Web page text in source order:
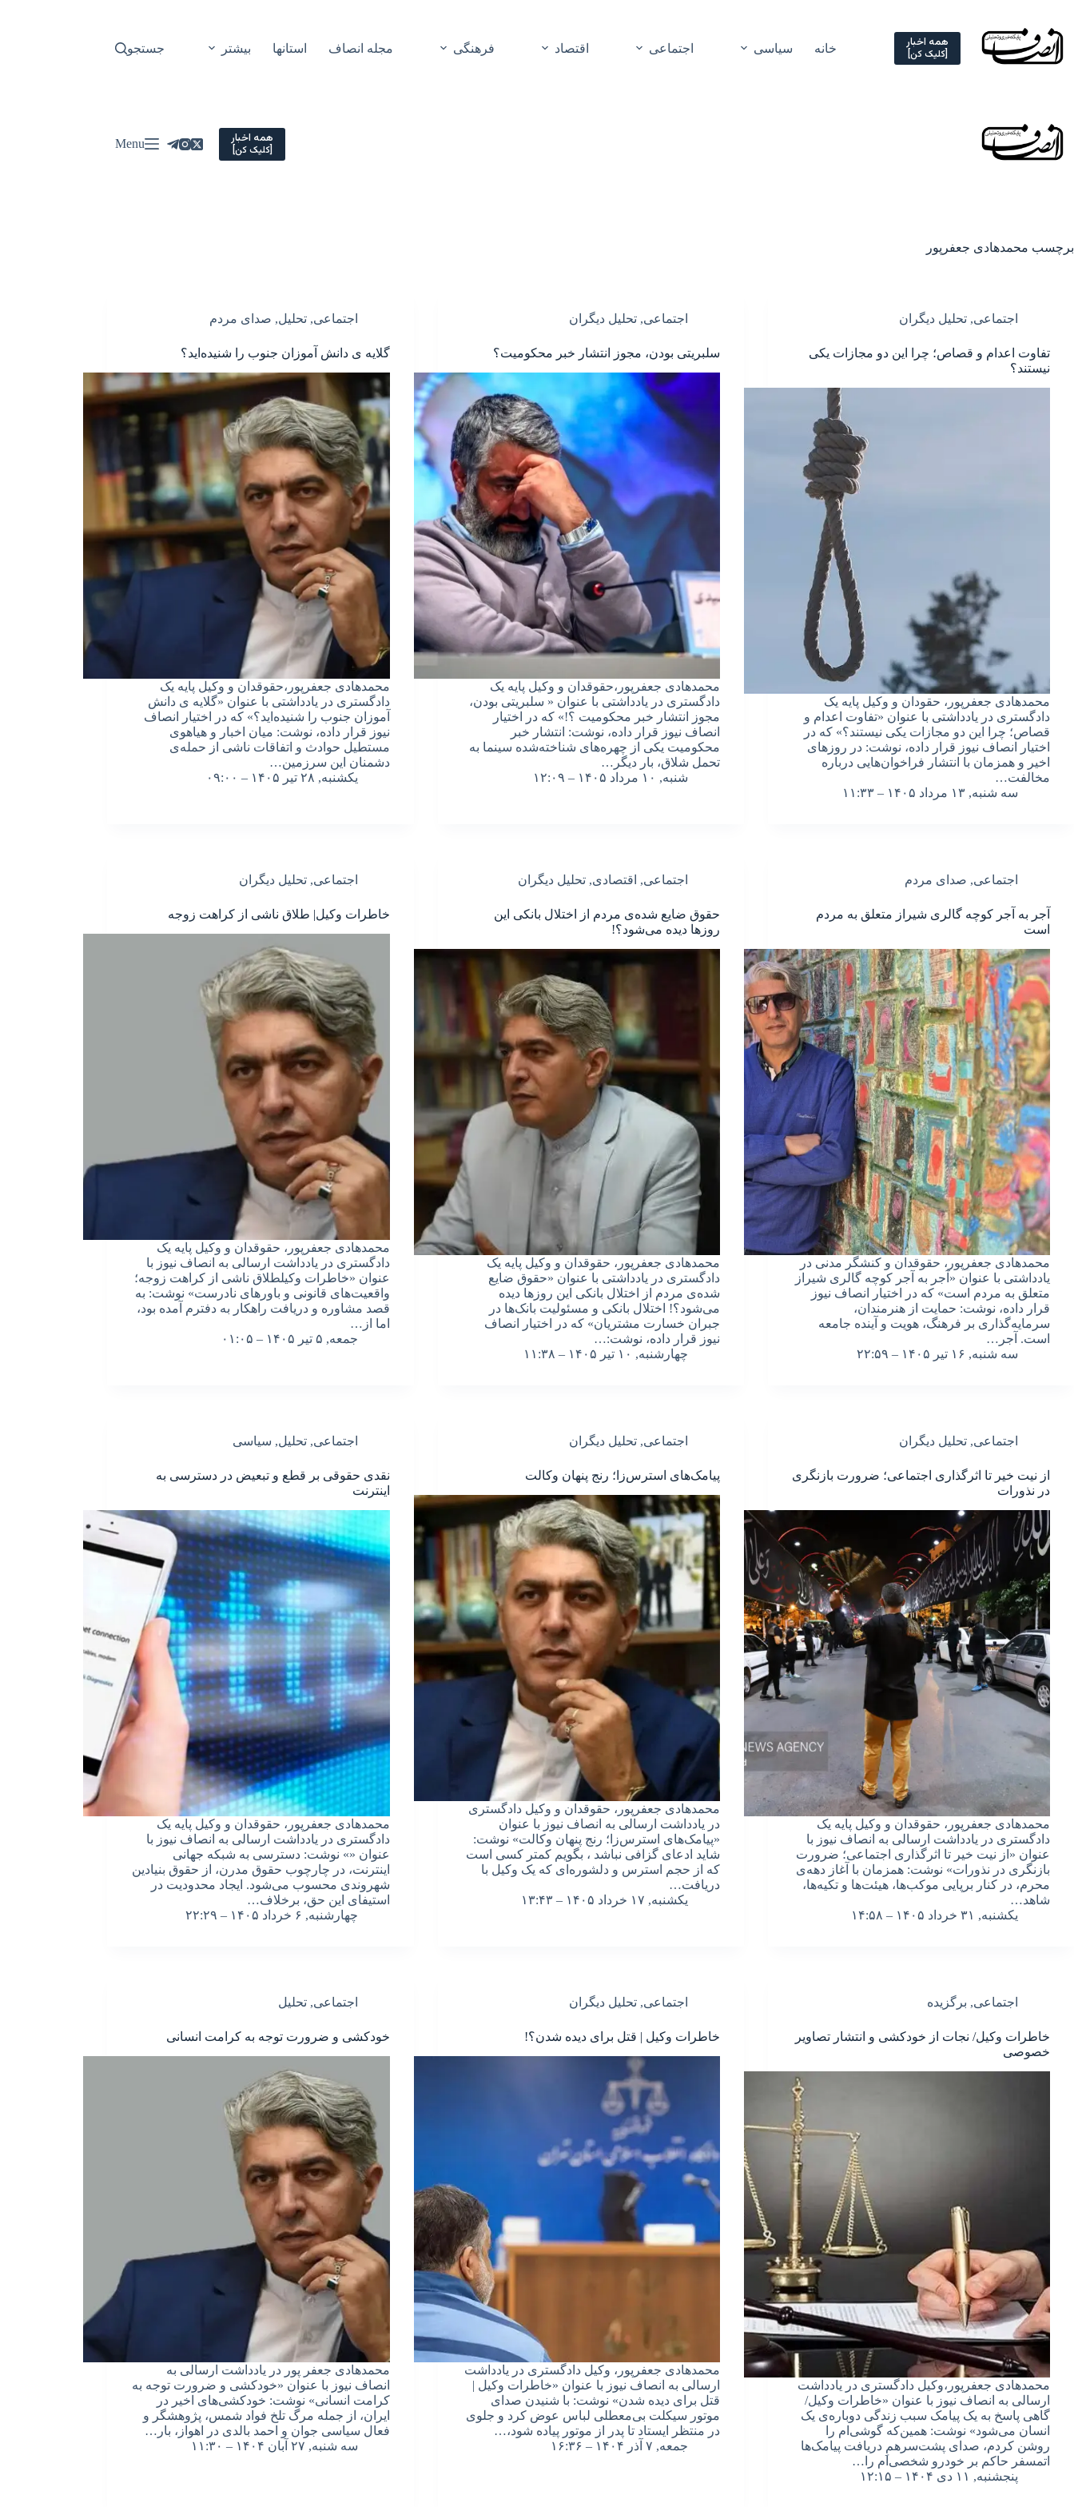
content
همه اخبار
[کلیک کن] خانه سیاسی اجتماعی اقتصاد فرهنگی مجله انصاف استانها بیشتر جستجو
همه اخبار
[کلیک کن] Menu
برچسب محمدهادی جعفرپور
اجتماعی, تحلیل دیگران
تفاوت اعدام و قصاص؛ چرا این دو مجازات یکی
نیستند؟
محمدهادی جعفرپور، حقودان و وکیل پایه یک
دادگستری در یادداشتی با عنوان «تفاوت اعدام و
قصاص؛ چرا این دو مجازات یکی نیستند؟» که در
اختیار انصاف نیوز قرار داده، نوشت: در روزهای
اخیر و همزمان با انتشار فراخوان‌هایی درباره
مخالفت…
سه شنبه, ۱۳ مرداد ۱۴۰۵ – ۱۱:۳۳
اجتماعی,تحلیل دیگران
سلبریتی بودن، مجوز انتشار خبر محکومیت؟
محمدهادی جعفرپور،حقوقدان و وکیل پایه یک
دادگستری در یادداشتی با عنوان « سلبریتی بودن،
مجوز انتشار خبر محکومیت ؟!» که در اختیار
انصاف نیوز قرار داده، نوشت: انتشار خبر
محکومیت یکی از چهره‌های شناخته‌شده سینما به
تحمل شلاق، بار دیگر…
شنبه, ۱۰ مرداد ۱۴۰۵ – ۱۲:۰۹
اجتماعی,تحلیل, صدای مردم
گلایه ی دانش آموزان جنوب را شنیده‌اید؟
محمدهادی جعفرپور،حقوقدان و وکیل پایه یک
دادگستری در یادداشتی با عنوان «گلایه ی دانش
آموزان جنوب را شنیده‌اید؟» که در اختیار انصاف
نیوز قرار داده، نوشت: میان اخبار و هیاهوی
مستطیل حوادث و اتفاقات ناشی از حمله‌ی
دشمنان این سرزمین…
یکشنبه, ۲۸ تیر ۱۴۰۵ – ۰۹:۰۰
اجتماعی, صدای مردم
آجر به آجر کوچه گالری شیراز متعلق به مردم
است
محمدهادی جعفرپور، حقوقدان و کنشگر مدنی در
یادداشتی با عنوان «آجر به آجر کوچه گالری شیراز
متعلق به مردم است» که در اختیار انصاف نیوز
قرار داده، نوشت: حمایت از هنرمندان،
سرمایه‌گذاری بر فرهنگ، هویت و آینده جامعه
است. آجر…
سه شنبه, ۱۶ تیر ۱۴۰۵ – ۲۲:۵۹
اجتماعی, اقتصادی,تحلیل دیگران
حقوق ضایع شده‌ی مردم از اختلال بانکی این
روزها دیده می‌شود؟!
محمدهادی جعفرپور، حقوقدان و وکیل پایه یک
دادگستری در یادداشتی با عنوان «حقوق ضایع
شده‌ی مردم از اختلال بانکی این روزها دیده
می‌شود؟! اختلال بانکی و مسئولیت بانک‌ها در
جبران خسارت مشتریان» که در اختیار انصاف
نیوز قرار داده، نوشت:…
چهارشنبه, ۱۰ تیر ۱۴۰۵ – ۱۱:۳۸
اجتماعی,تحلیل دیگران
خاطرات وکیل| طلاق ناشی از کراهت زوجه
محمدهادی جعفرپور، حقوقدان و وکیل پایه یک
دادگستری در یادداشت ارسالی به انصاف نیوز با
عنوان «خاطرات وکیلطلاق ناشی از کراهت زوجه؛
واقعیت‌های قانونی و باورهای نادرست» نوشت: به
قصد مشاوره و دریافت راهکار به دفترم آمده بود،
اما از…
جمعه, ۵ تیر ۱۴۰۵ – ۰۱:۰۵
اجتماعی, تحلیل دیگران
از نیت خیر تا اثرگذاری اجتماعی؛ ضرورت بازنگری
در نذورات
محمدهادی جعفرپور، حقوقدان و وکیل پایه یک
دادگستری در یادداشت ارسالی به انصاف نیوز با
عنوان «از نیت خیر تا اثرگذاری اجتماعی؛ ضرورت
بازنگری در نذورات» نوشت: همزمان با آغاز دهه‌ی
محرم، در کنار برپایی موکب‌ها، هیئت‌ها و تکیه‌ها،
شاهد…
یکشنبه, ۳۱ خرداد ۱۴۰۵ – ۱۴:۵۸
اجتماعی,تحلیل دیگران
پیامک‌های استرس‌زا؛ رنج پنهان وکالت
محمدهادی جعفرپور، حقوقدان و وکیل دادگستری
در یادداشت ارسالی به انصاف نیوز با عنوان
«پیامک‌های استرس‌زا؛ رنج پنهان وکالت» نوشت:
شاید ادعای گزافی نباشد ، بگویم کمتر کسی است
که از حجم استرس و دلشوره‌ای که یک وکیل با
دریافت…
یکشنبه, ۱۷ خرداد ۱۴۰۵ – ۱۳:۴۳
اجتماعی,تحلیل, سیاسی
نقدی حقوقی بر قطع و تبعیض در دسترسی به
اینترنت
محمدهادی جعفرپور، حقوقدان و وکیل پایه یک
دادگستری در یادداشت ارسالی به انصاف نیوز با
عنوان «» نوشت: دسترسی به شبکه جهانی
اینترنت، در چارچوب حقوق مدرن، از حقوق بنیادین
شهروندی محسوب می‌شود. ایجاد محدودیت در
استیفای این حق، برخلاف…
چهارشنبه, ۶ خرداد ۱۴۰۵ – ۲۲:۲۹
اجتماعی, برگزیده
خاطرات وکیل/ نجات از خودکشی و انتشار تصاویر
خصوصی
محمدهادی جعفرپور،وکیل دادگستری در یادداشت
ارسالی به انصاف نیوز با عنوان «خاطرات وکیل/
گاهی پاسخ به یک پیامک سبب زندگی دوباره‌ی یک
انسان می‌شود» نوشت: همین‌که گوشی‌ام را
روشن کردم، صدای پشت‌سرهمِ دریافت پیامک‌ها
اتمسفر حاکم بر خودرو شخصی‌ام را…
پنجشنبه, ۱۱ دی ۱۴۰۴ – ۱۲:۱۵
اجتماعی,تحلیل دیگران
خاطرات وکیل | قتل برای دیده شدن؟!
محمدهادی جعفرپور، وکیل دادگستری در یادداشت
ارسالی به انصاف نیوز با عنوان «خاطرات وکیل |
قتل برای دیده شدن» نوشت: با شنیدن صدای
موتور سیکلت بی‌معطلی لباس عوض کرد و جلوی
در منتظر ایستاد تا پدر از موتور پیاده شود،…
جمعه, ۷ آذر ۱۴۰۴ – ۱۶:۳۶
اجتماعی,تحلیل
خودکشی و ضرورت توجه به کرامت انسانی
محمدهادی جعفر پور در یادداشت ارسالی به
انصاف نیوز با عنوان «خودکشی و ضرورت توجه به
کرامت انسانی» نوشت: خودکشی‌های اخیر در
ایران، از جمله مرگ تلخ فواد شمس، پژوهشگر و
فعال سیاسی جوان و احمد بالدی در اهواز، بار…
سه شنبه, ۲۷ آبان ۱۴۰۴ – ۱۱:۳۰